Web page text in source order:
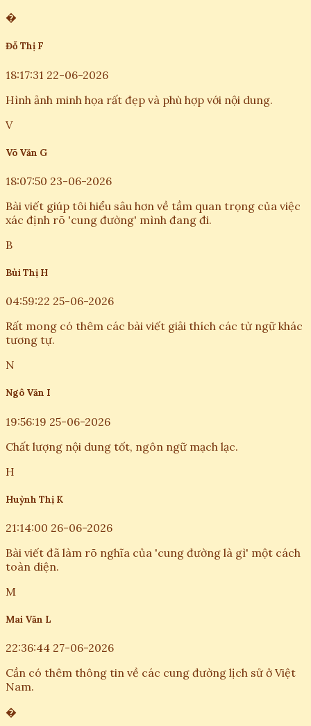
�
Đỗ Thị F
18:17:31 22-06-2026
Hình ảnh minh họa rất đẹp và phù hợp với nội dung.
V
Võ Văn G
18:07:50 23-06-2026
Bài viết giúp tôi hiểu sâu hơn về tầm quan trọng của việc
xác định rõ 'cung đường' mình đang đi.
B
Bùi Thị H
04:59:22 25-06-2026
Rất mong có thêm các bài viết giải thích các từ ngữ khác
tương tự.
N
Ngô Văn I
19:56:19 25-06-2026
Chất lượng nội dung tốt, ngôn ngữ mạch lạc.
H
Huỳnh Thị K
21:14:00 26-06-2026
Bài viết đã làm rõ nghĩa của 'cung đường là gì' một cách
toàn diện.
M
Mai Văn L
22:36:44 27-06-2026
Cần có thêm thông tin về các cung đường lịch sử ở Việt
Nam.
�